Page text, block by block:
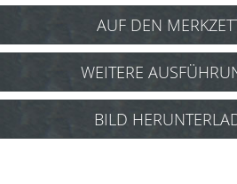
WEITERE
Y.S. Park Stielkamm Nr.102
(blau) Art.Nr.: 85y102b
BILD